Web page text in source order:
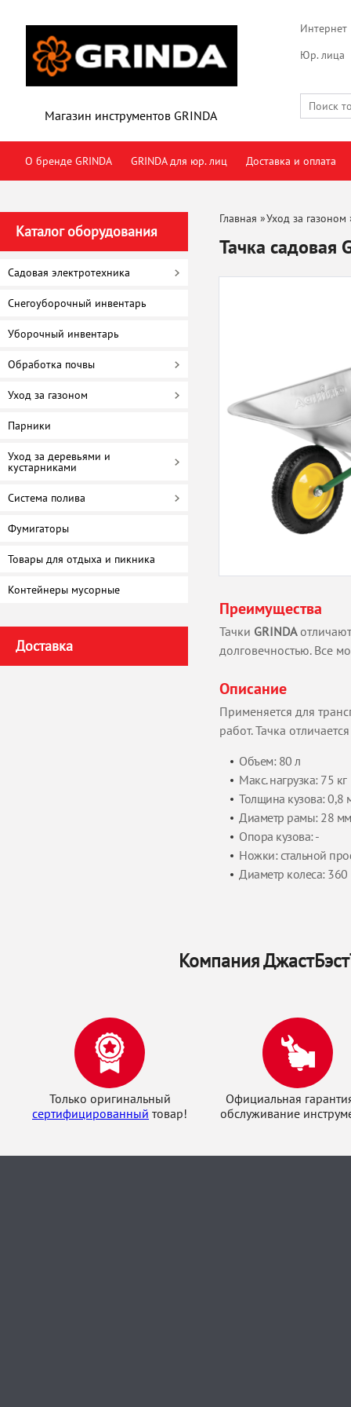
Магазин инструментов GRINDA
Интернет
Юр. лица
О бренде GRINDA GRINDA для юр. лиц Доставка и оплата
Каталог оборудования
Садовая электротехника
Снегоуборочный инвентарь
Уборочный инвентарь
Обработка почвы
Уход за газоном
Парники
Уход за деревьями и
кустарниками
Система полива
Фумигаторы
Товары для отдыха и пикника
Контейнеры мусорные
Доставка
Главная »Уход за газоном
Тачка садовая
Преимущества
Тачки GRINDA
долговечностью. Все
Описание
Применяется для
работ. Тачка
Объем: 80 л
Макс. нагрузка: 75 кг
Толщина кузова: 0,8
Диаметр рамы: 28 мм
Опора кузова: -
Ножки: стальной
Диаметр колеса:
Компания
Только оригинальный
сертифицированный товар!
Официальная
обслуживание